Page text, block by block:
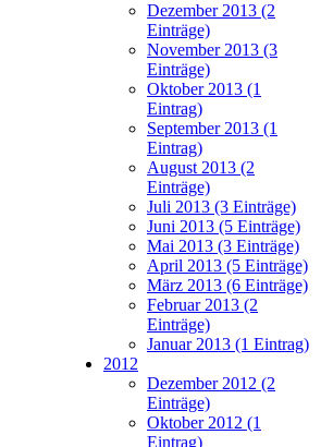
Dezember 2013 (2
Einträge)
November 2013 (3
Einträge)
Oktober 2013 (1
Eintrag)
September 2013 (1
Eintrag)
August 2013 (2
Einträge)
Juli 2013 (3 Einträge)
Juni 2013 (5 Einträge)
Mai 2013 (3 Einträge)
April 2013 (5 Einträge)
März 2013 (6 Einträge)
Februar 2013 (2
Einträge)
Januar 2013 (1 Eintrag)
2012
Dezember 2012 (2
Einträge)
Oktober 2012 (1
Eintrag)